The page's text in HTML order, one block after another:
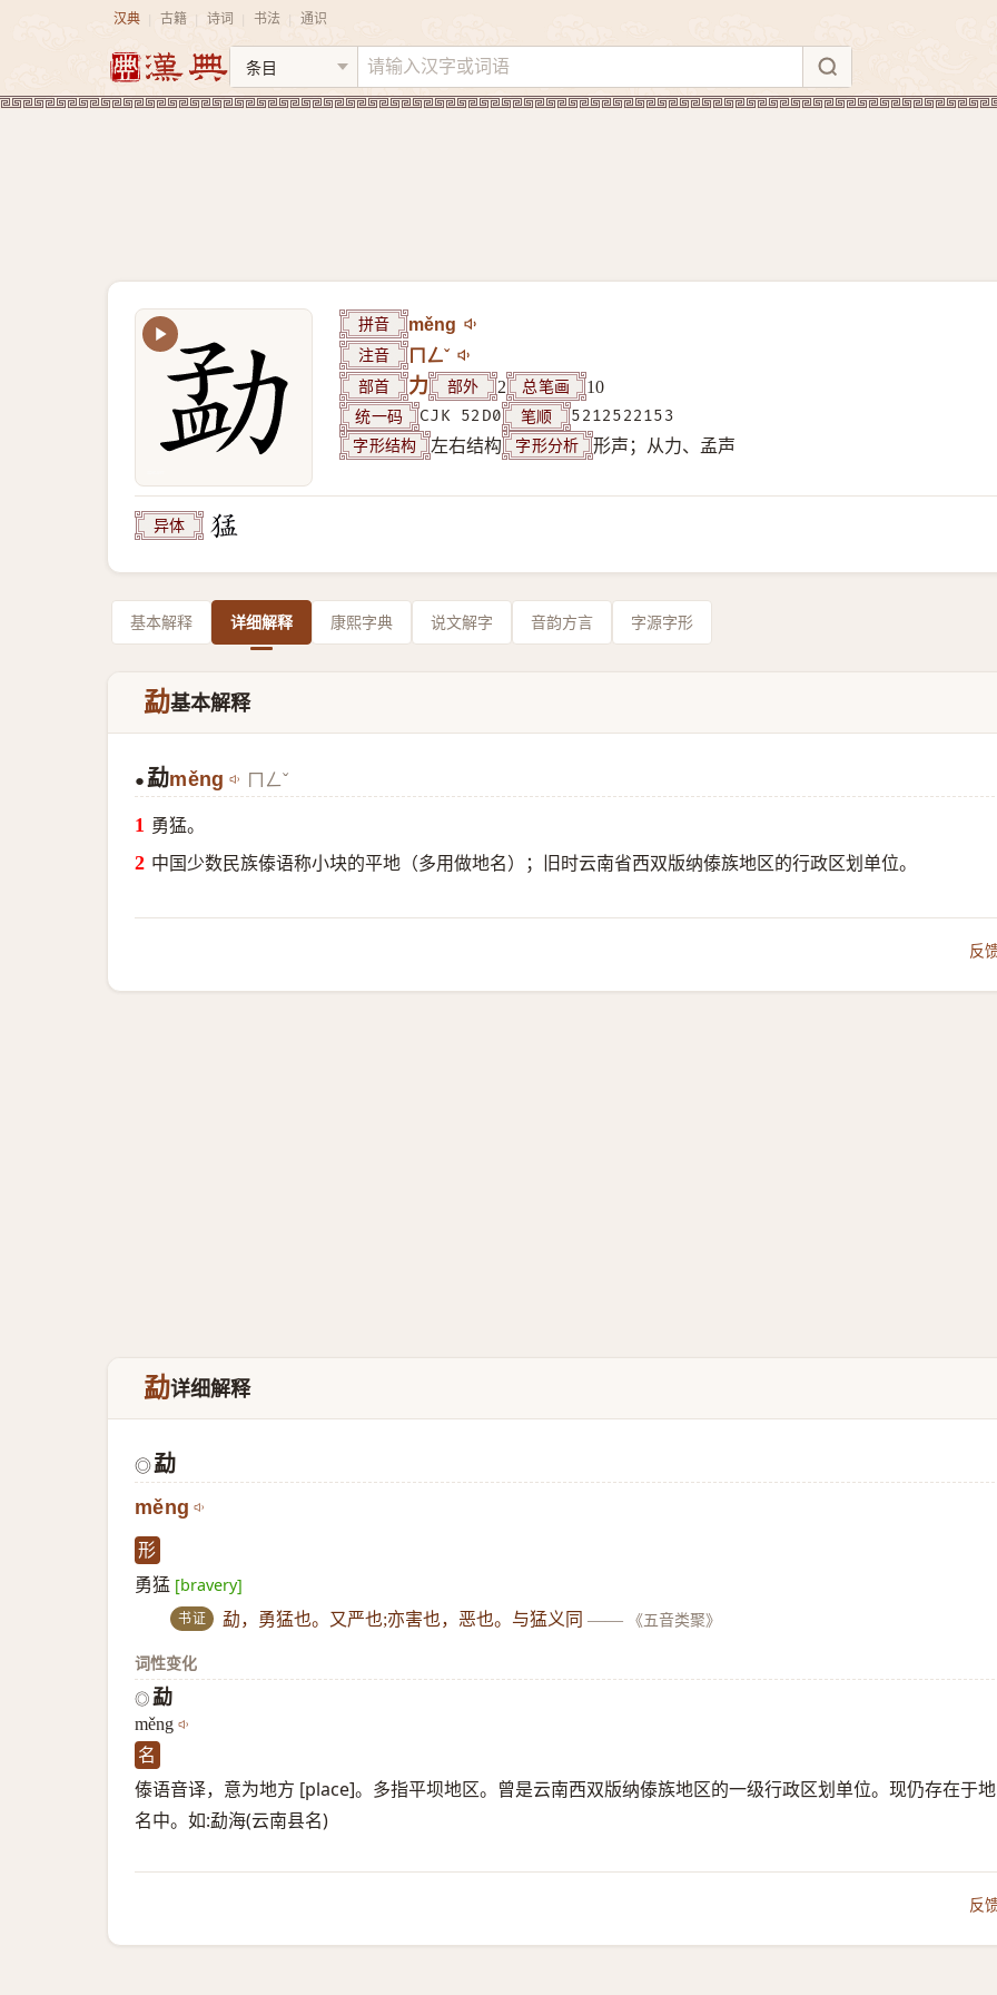
汉典 古籍 诗词 书法 通识
拼音 měng
注音 ㄇㄥˇ
部首 力 部外 2 总笔画 10
统一码 CJK 52D0 笔顺 5212522153
字形结构 左右结构 字形分析 形声；从力、孟声
异体
基本解释 详细解释 康熙字典 说文解字 音韵方言 字源字形
勐基本解释
● 勐měng ㄇㄥˇ
勇猛。
中国少数民族傣语称小块的平地（多用做地名）；旧时云南省西双版纳傣族地区的行政区划单位。
反
勐详细解释
◎勐
měng
形
勇猛 [bravery]
书证 勐，勇猛也。又严也;亦害也，恶也。与猛义同 —— 《五音类聚》
词性变化
◎ 勐
měng
名
傣语音译，意为地方 [place]。多指平坝地区。曾是云南西双版纳傣族地区的一级行政区划单位。现仍存在于地
名中。如:勐海(云南县名)
反